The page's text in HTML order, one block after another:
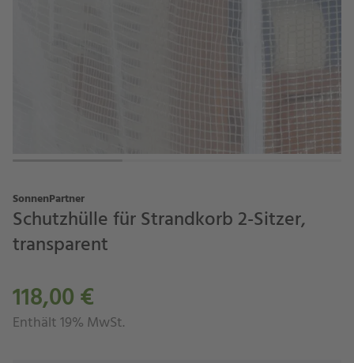
SonnenPartner
Schutzhülle für Strandkorb 2-Sitzer,
transparent
118,00 €
Enthält 19% MwSt.